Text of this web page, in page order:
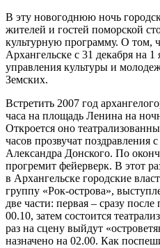
В эту новогоднюю ночь
жителей и гостей поморской
культурную программу. О том,
Архангельске с 31 декабря на 1
управления культуры и
Земских.
Встретить 2007 год
часа на площадь Ленина на
Откроется оно
часов прозвучат поздравления
Александра Донского. По
прогремит фейерверк. В этот
в Архангельске городские
группу «Рок-острова»,
две части: первая – сразу
00.10, затем состоится
раз на сцену выйдут
назначено на 02.00. Как